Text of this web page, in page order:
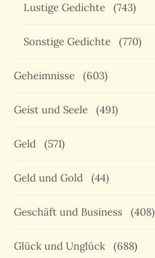
Lustige Gedichte (743)
Sonstige Gedichte (770)
Geheimnisse (603)
Geist und Seele (491)
Geld (571)
Geld und Gold (44)
Geschäft und Business (408)
Glück und Unglück (688)